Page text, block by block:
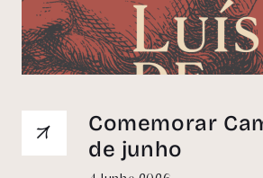
Comemorar
de junho